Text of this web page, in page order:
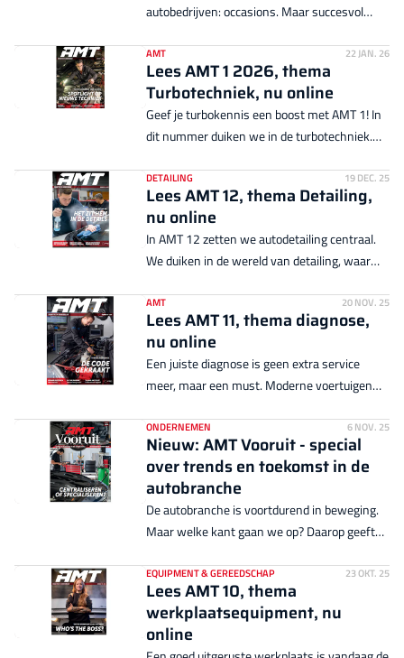
autobedrijven: occasions. Maar succesvol
helpt je die kunst beheersen met dit nummer,
waarin we de loep leggen op occasions.
AMT 22 JAN. 26
Lees AMT 1 2026, thema
Turbotechniek, nu online
Geef je turbokennis een boost met AMT 1! In
dit nummer duiken we in de turbotechniek.
wel. Maar waarom gaan turbo's stuk? Hoe
voorkom je herhaling? Antwoorden op deze
en veel meer vragen lees je in AMT 1.
DETAILING 19 DEC. 25
Lees AMT 12, thema Detailing,
nu online
In AMT 12 zetten we autodetailing centraal.
We duiken in de wereld van detailing, waar
waar kwaliteit het verschil maakt. Van trends
en tools tot de mensen achter het vak: deze
editie laat zien waarom detailing een
onmisbare schakel is in de moderne
automotive sector.
AMT 20 NOV. 25
Lees AMT 11, thema diagnose,
nu online
Een juiste diagnose is geen extra service
meer, maar een must. Moderne voertuigen
apparatuur en een scherpe blik. Van
praktijkcases tot de nieuwste tools - in het
novembernummer van AMT lees je hoe
diagnose zich ontwikkelt én hoe jij meegaat
met de werkplaats van morgen.
ONDERNEMEN 6 NOV. 25
Nieuw: AMT Vooruit - special
over trends en toekomst in de
autobranche
De autobranche is voortdurend in beweging.
Maar welke kant gaan we op? Daarop geeft
antwoorden. Lees de digitale versie hier.
EQUIPMENT & GEREEDSCHAP 23 OKT. 25
Lees AMT 10, thema
werkplaatsequipment, nu
online